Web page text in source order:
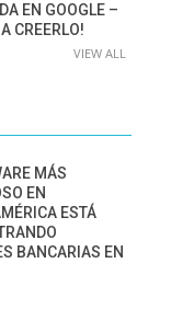
EN GOOGLE –
CREERLO!
VIEW ALL
MÁS
EN
ESTÁ
BANCARIAS EN